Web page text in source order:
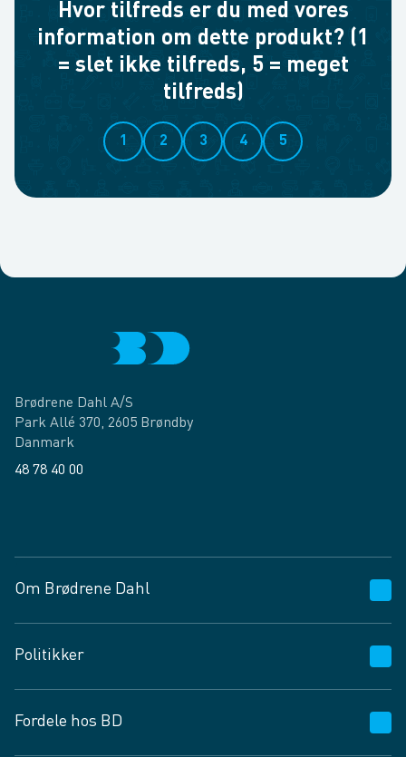
Hvor tilfreds er du med vores
information om dette produkt? (1
= slet ikke tilfreds, 5 = meget
tilfreds)
1 2 3 4 5
Brødrene Dahl A/S
Park Allé 370, 2605 Brøndby
Danmark
48 78 40 00
Om Brødrene Dahl
Vagttelefon 30 10 89 89
Spørgsmål og svar
Job og karriere
Politikker
Privatlivspolitik
Fordele hos BD